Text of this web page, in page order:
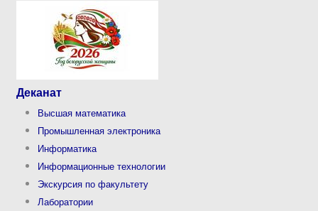
и подразделений по чрезвычайным ситуациям»
Деканат
Высшая математика
Промышленная электроника
Информатика
Информационные технологии
Экскурсия по факультету
Лаборатории